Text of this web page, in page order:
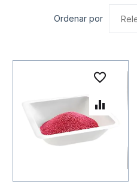
Ordenar por